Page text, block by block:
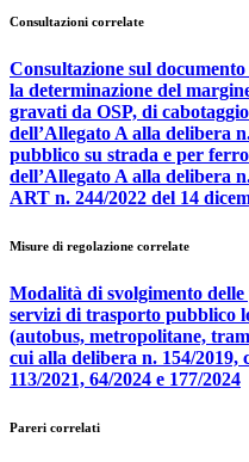
Consultazioni correlate
Consultazione sul
la determinazione del
gravati da OSP, di
dell’Allegato A alla delibera
pubblico su strada e per
dell’Allegato A alla delibera
ART n. 244/2022 del 14
Misure di regolazione correlate
Modalità di svolgimento
servizi di trasporto pubblico
(autobus, metropolitane,
cui alla delibera n. 154/2019,
113/2021, 64/2024 e 177/2024
Pareri correlati